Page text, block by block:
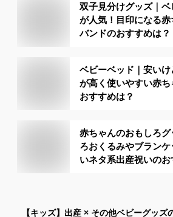
双子見分けグッズ｜
が人気！目印になる
バンドのおすすめは？
ベビーベッド｜安いけ
が高く使いやすい赤
おすすめは？
赤ちゃんのおもしろ
ろおくるみやブランケ
いネタ系出産祝いのお
【キッズ】 出産 × その他ベビーグッズ